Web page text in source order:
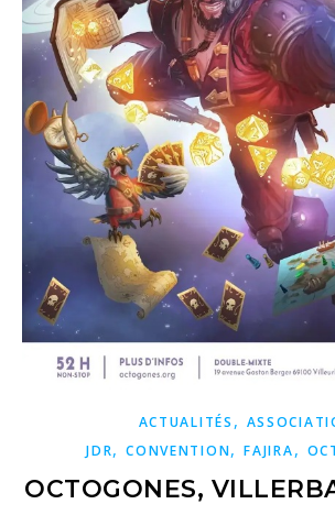
ACTUALITÉS ,
JDR,CONVENTION,FAJIRA,
OCTOGONES,